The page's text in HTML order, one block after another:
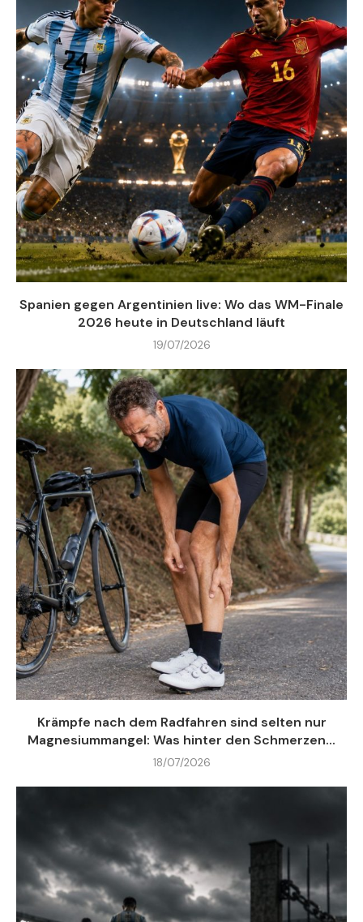
Spanien gegen Argentinien live: Wo das WM-Finale
2026 heute in Deutschland läuft
19/07/2026
Krämpfe nach dem Radfahren sind selten nur
Magnesiummangel: Was hinter den Schmerzen...
18/07/2026